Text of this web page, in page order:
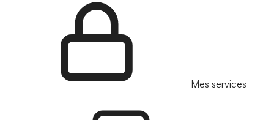
Mes services